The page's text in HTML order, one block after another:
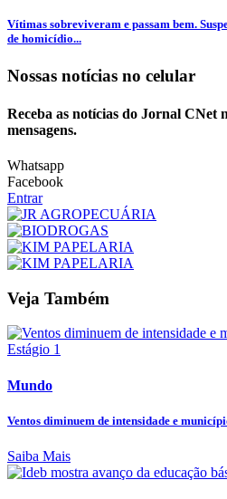
Vítimas sobreviveram e passam bem.
de homicídio...
Nossas notícias no celular
Receba as notícias do Jornal CNet
mensagens.
Whatsapp
Facebook
Entrar
Veja Também
Mundo
Ventos diminuem de intensidade e
Saiba Mais